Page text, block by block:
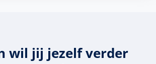
wil jij jezelf verder